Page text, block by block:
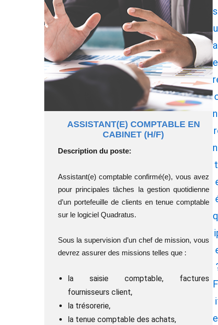
ASSISTANT(E) COMPTABLE EN
CABINET (H/F)
Description du poste:
Assistant(e) comptable confirmé(e), vous avez
pour principales tâches la gestion quotidienne
d’un portefeuille de clients en tenue comptable
sur le logiciel Quadratus.
Sous la supervision d’un chef de mission, vous
devrez assurer des missions telles que :
la saisie comptable, factures
fournisseurs client,
la trésorerie,
la tenue comptable des achats,